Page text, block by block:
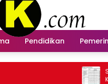
Pendidikan
Staf Verifikator
Kantongi Insentif Rp